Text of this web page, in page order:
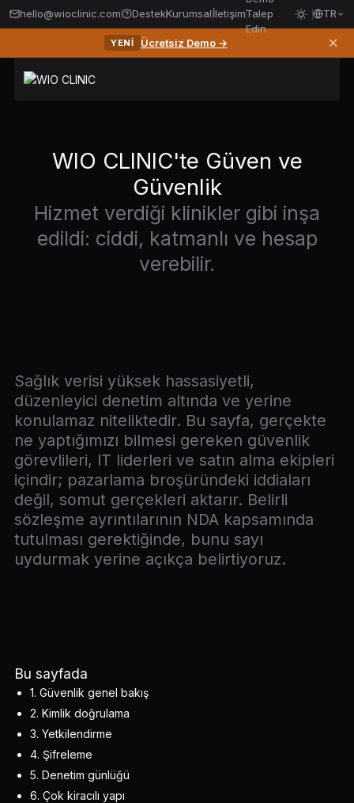
hello@wioclinic.com DestekKurumsalİletişimTalep
Edin
TR
YENI Ücretsiz Demo → ✕
WIO CLINIC'te Güven ve
Güvenlik
Hizmet verdiği klinikler gibi inşa
edildi: ciddi, katmanlı ve hesap
verebilir.
Sağlık verisi yüksek hassasiyetli,
düzenleyici denetim altında ve yerine
konulamaz niteliktedir. Bu sayfa, gerçekte
ne yaptığımızı bilmesi gereken güvenlik
görevlileri, IT liderleri ve satın alma ekipleri
içindir; pazarlama broşüründeki iddiaları
değil, somut gerçekleri aktarır. Belirli
sözleşme ayrıntılarının NDA kapsamında
tutulması gerektiğinde, bunu sayı
uydurmak yerine açıkça belirtiyoruz.
Bu sayfada
1. Güvenlik genel bakış
2. Kimlik doğrulama
3. Yetkilendirme
4. Şifreleme
5. Denetim günlüğü
6. Çok kiracılı yapı